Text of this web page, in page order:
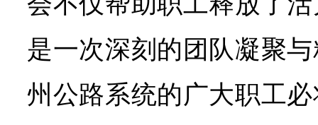
是一次深刻的团队凝聚
州公路系统的广大职工